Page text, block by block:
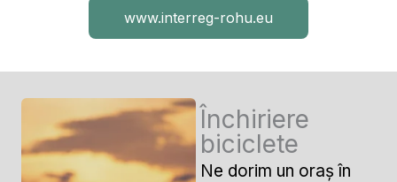
www.interreg-rohu.eu
Închiriere
biciclete
Ne dorim un oraș în